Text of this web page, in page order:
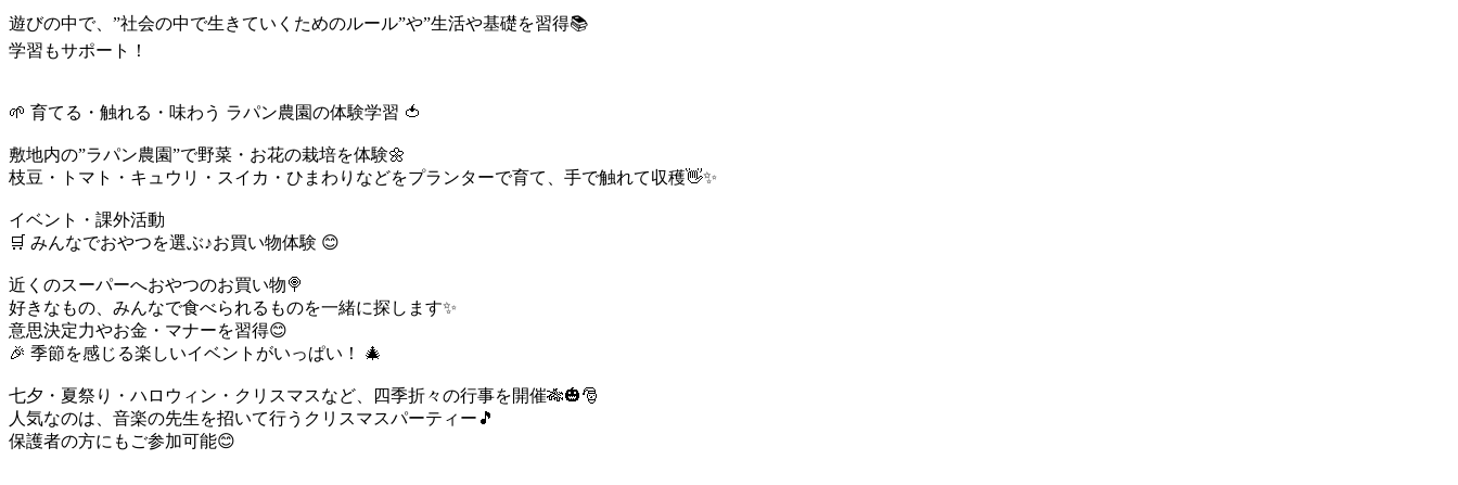
遊びの中で、”社会の中で生きていくためのルール”や”生活や基礎を習得📚
学習もサポート！
🌱 育てる・触れる・味わう ラパン農園の体験学習 🍅
敷地内の”ラパン農園”で野菜・お花の栽培を体験🌼
枝豆・トマト・キュウリ・スイカ・ひまわりなどをプランターで育て、手で触れて収穫👋✨
イベント・課外活動
🛒 みんなでおやつを選ぶ♪お買い物体験 😊
近くのスーパーへおやつのお買い物🍭
好きなもの、みんなで食べられるものを一緒に探します✨
意思決定力やお金・マナーを習得😊
🎉 季節を感じる楽しいイベントがいっぱい！ 🎄
七夕・夏祭り・ハロウィン・クリスマスなど、四季折々の行事を開催🎋🎃🎅
人気なのは、音楽の先生を招いて行うクリスマスパーティー🎵
保護者の方にもご参加可能😊